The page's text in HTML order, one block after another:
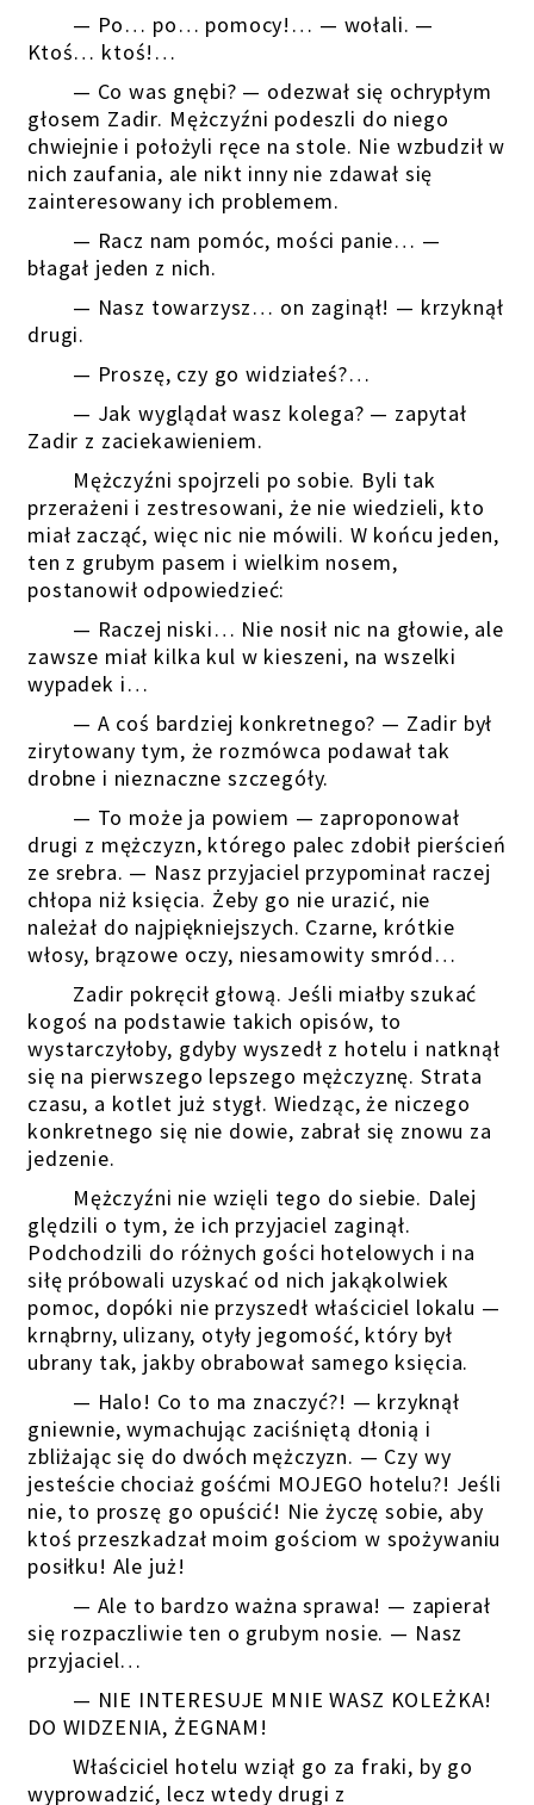
— Po… po… pomocy!… — wołali. —
Ktoś… ktoś!…
— Co was gnębi? — odezwał się ochrypłym
głosem Zadir. Mężczyźni podeszli do niego
chwiejnie i położyli ręce na stole. Nie wzbudził w
nich zaufania, ale nikt inny nie zdawał się
zainteresowany ich problemem.
— Racz nam pomóc, mości panie… —
błagał jeden z nich.
— Nasz towarzysz… on zaginął! — krzyknął
drugi.
— Proszę, czy go widziałeś?…
— Jak wyglądał wasz kolega? — zapytał
Zadir z zaciekawieniem.
Mężczyźni spojrzeli po sobie. Byli tak
przerażeni i zestresowani, że nie wiedzieli, kto
miał zacząć, więc nic nie mówili. W końcu jeden,
ten z grubym pasem i wielkim nosem,
postanowił odpowiedzieć:
— Raczej niski… Nie nosił nic na głowie, ale
zawsze miał kilka kul w kieszeni, na wszelki
wypadek i…
— A coś bardziej konkretnego? — Zadir był
zirytowany tym, że rozmówca podawał tak
drobne i nieznaczne szczegóły.
— To może ja powiem — zaproponował
drugi z mężczyzn, którego palec zdobił pierścień
ze srebra. — Nasz przyjaciel przypominał raczej
chłopa niż księcia. Żeby go nie urazić, nie
należał do najpiękniejszych. Czarne, krótkie
włosy, brązowe oczy, niesamowity smród…
Zadir pokręcił głową. Jeśli miałby szukać
kogoś na podstawie takich opisów, to
wystarczyłoby, gdyby wyszedł z hotelu i natknął
się na pierwszego lepszego mężczyznę. Strata
czasu, a kotlet już stygł. Wiedząc, że niczego
konkretnego się nie dowie, zabrał się znowu za
jedzenie.
Mężczyźni nie wzięli tego do siebie. Dalej
ględzili o tym, że ich przyjaciel zaginął.
Podchodzili do różnych gości hotelowych i na
siłę próbowali uzyskać od nich jakąkolwiek
pomoc, dopóki nie przyszedł właściciel lokalu —
krnąbrny, ulizany, otyły jegomość, który był
ubrany tak, jakby obrabował samego księcia.
— Halo! Co to ma znaczyć?! — krzyknął
gniewnie, wymachując zaciśniętą dłonią i
zbliżając się do dwóch mężczyzn. — Czy wy
jesteście chociaż gośćmi MOJEGO hotelu?! Jeśli
nie, to proszę go opuścić! Nie życzę sobie, aby
ktoś przeszkadzał moim gościom w spożywaniu
posiłku! Ale już!
— Ale to bardzo ważna sprawa! — zapierał
się rozpaczliwie ten o grubym nosie. — Nasz
przyjaciel…
— NIE INTERESUJE MNIE WASZ KOLEŻKA!
DO WIDZENIA, ŻEGNAM!
Właściciel hotelu wziął go za fraki, by go
wyprowadzić, lecz wtedy drugi z